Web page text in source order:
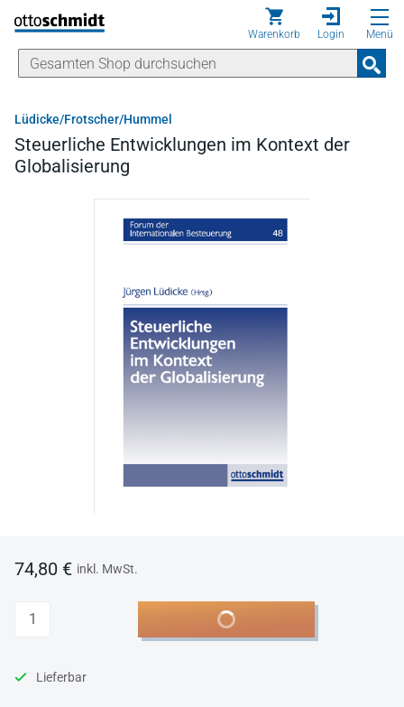
Direkt zum Inhalt
Warenkorb Login Menü
Lüdicke/Frotscher/Hummel
Steuerliche Entwicklungen im Kontext der
Globalisierung
74,80 € inkl. MwSt.
Anzahl In den Warenkorb
Lieferbar